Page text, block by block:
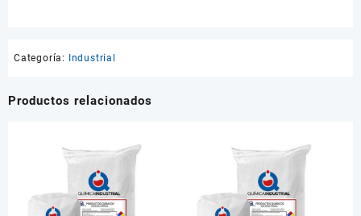
Categoría: Industrial
Productos relacionados